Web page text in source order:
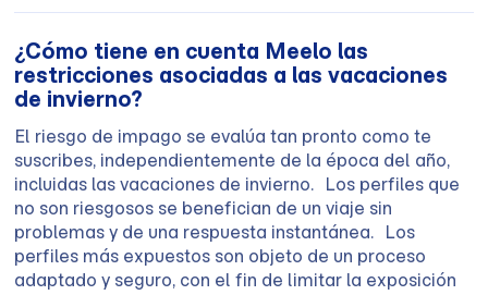
¿Cómo tiene en cuenta Meelo las
restricciones asociadas a las vacaciones
de invierno?
El riesgo de impago se evalúa tan pronto como te
suscribes, independientemente de la época del año,
incluidas las vacaciones de invierno. Los perfiles que
no son riesgosos se benefician de un viaje sin
problemas y de una respuesta instantánea. Los
perfiles más expuestos son objeto de un proceso
adaptado y seguro, con el fin de limitar la exposición